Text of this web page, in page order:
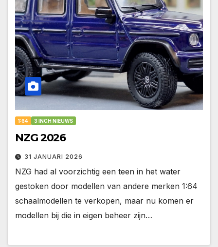
1:64 3 INCH NIEUWS
NZG 2026
31 JANUARI 2026
NZG had al voorzichtig een teen in het water
gestoken door modellen van andere merken 1:64
schaalmodellen te verkopen, maar nu komen er
modellen bij die in eigen beheer zijn…